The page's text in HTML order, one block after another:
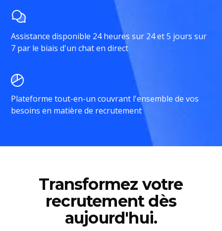
Assistance disponible 24 heures sur 24 et 5 jours sur
7 par le biais d'un chat en direct
Plateforme tout-en-un couvrant l'ensemble de vos
besoins en matière de recrutement
Transformez votre
recrutement dès
aujourd'hui.